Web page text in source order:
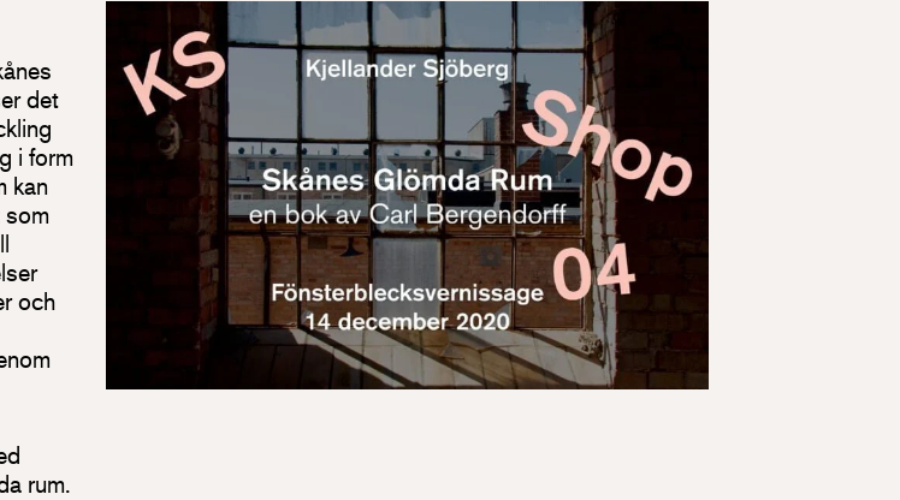
det
i form
kan
som
och
rum.